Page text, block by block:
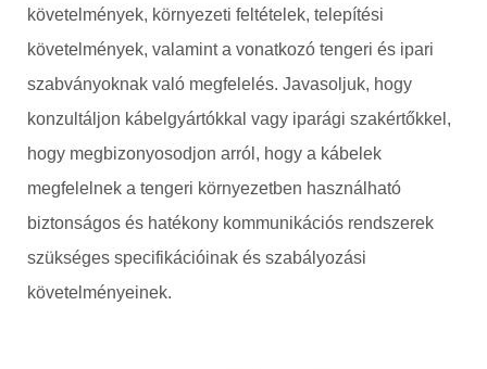
követelmények, környezeti feltételek, telepítési
követelmények, valamint a vonatkozó tengeri és ipari
szabványoknak való megfelelés. Javasoljuk, hogy
konzultáljon kábelgyártókkal vagy iparági szakértőkkel,
hogy megbizonyosodjon arról, hogy a kábelek
megfelelnek a tengeri környezetben használható
biztonságos és hatékony kommunikációs rendszerek
szükséges specifikációinak és szabályozási
követelményeinek.